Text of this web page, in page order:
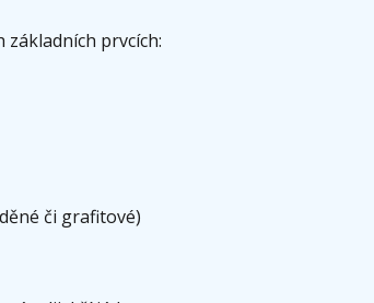
prvcích:
či grafitové)